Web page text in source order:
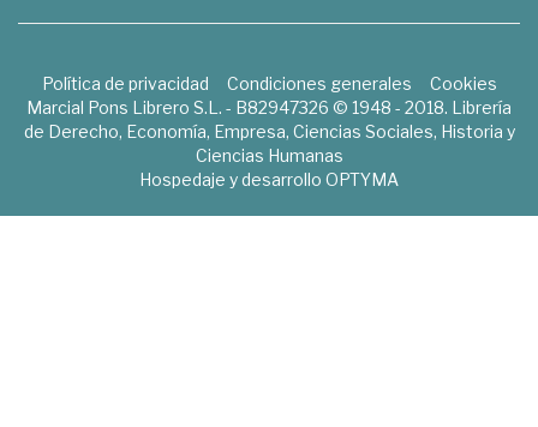
Política de privacidad Condiciones generales
Cookies
Marcial Pons Librero S.L. - B82947326 © 1948 - 2018. Librería
de Derecho, Economía, Empresa, Ciencias Sociales, Historia y
Ciencias Humanas
Hospedaje y desarrollo OPTYMA